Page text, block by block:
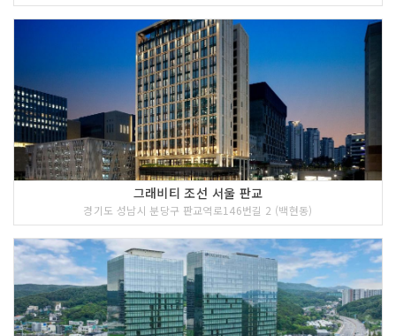
그래비티 조선 서울 판교
경기도 성남시 분당구 판교역로146번길 2 (백현동)